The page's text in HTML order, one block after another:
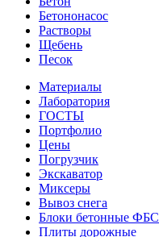
Бетононасос
Растворы
Щебень
Песок
Материалы
Лаборатория
ГОСТЫ
Портфолио
Цены
Погрузчик
Экскаватор
Миксеры
Вывоз снега
Блоки бетонные ФБС
Плиты дорожные